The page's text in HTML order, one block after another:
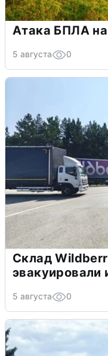
Атака БПЛА
5 августа 0
Склад
5 августа 0